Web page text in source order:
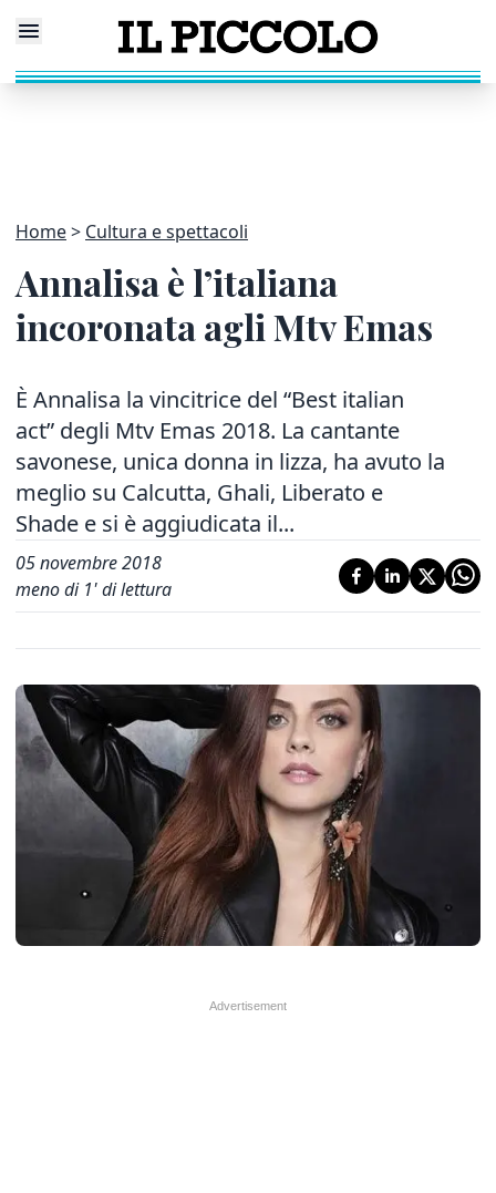
Home Cultura e spettacoli
Annalisa è l’italiana
incoronata agli Mtv Emas
È Annalisa la vincitrice del “Best italian
act” degli Mtv Emas 2018. La cantante
savonese, unica donna in lizza, ha avuto la
meglio su Calcutta, Ghali, Liberato e
Shade e si è aggiudicata il...
05 novembre 2018
meno di 1' di lettura